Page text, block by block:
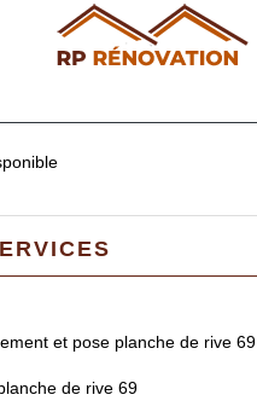
et pose planche de rive 69
de rive 69